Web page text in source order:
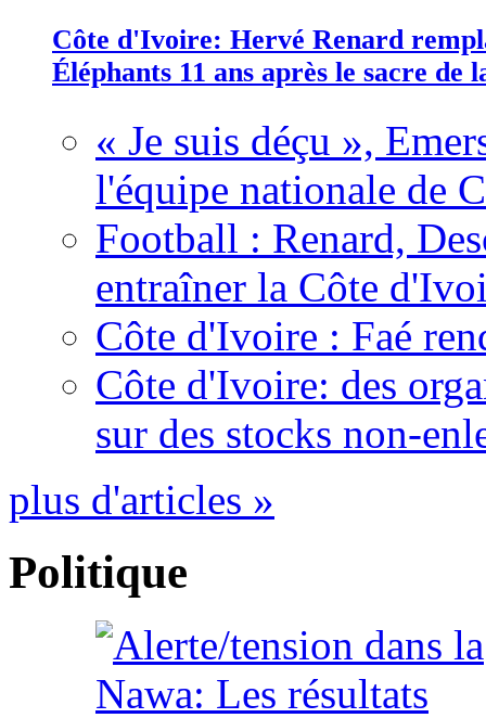
Côte d'Ivoire: Hervé Renard
Éléphants 11 ans après le sacre de
« Je suis déçu »,
l'équipe nationale de
Football : Renard,
entraîner la Côte
Côte d'Ivoire : Faé
Côte d'Ivoire: des
sur des stocks non-
plus d'articles »
Politique